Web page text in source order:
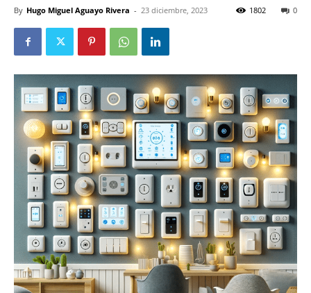
By Hugo Miguel Aguayo Rivera - 23 diciembre, 2023 0
1802